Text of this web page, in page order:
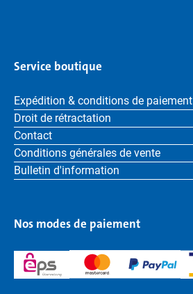
Service boutique
Expédition & conditions de paiement
Droit de rétractation
Contact
Conditions générales de vente
Bulletin d'information
Nos modes de paiement